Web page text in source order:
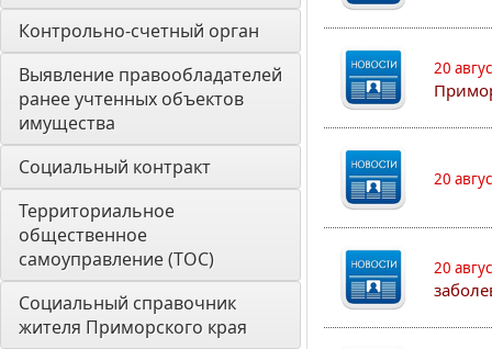
Контрольно-счетный орган
Выявление правообладателей
ранее учтенных объектов
имущества
Социальный контракт
Территориальное
общественное
самоуправление (ТОС)
Социальный справочник
жителя Приморского края
20
20
20